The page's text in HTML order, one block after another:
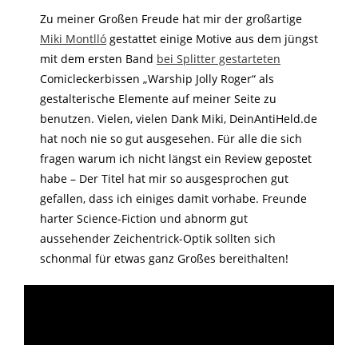
Zu meiner Großen Freude hat mir der großartige
Miki Montlló gestattet einige Motive aus dem jüngst
mit dem ersten Band bei Splitter gestarteten
Comicleckerbissen „Warship Jolly Roger“ als
gestalterische Elemente auf meiner Seite zu
benutzen. Vielen, vielen Dank Miki, DeinAntiHeld.de
hat noch nie so gut ausgesehen. Für alle die sich
fragen warum ich nicht längst ein Review gepostet
habe – Der Titel hat mir so ausgesprochen gut
gefallen, dass ich einiges damit vorhabe. Freunde
harter Science-Fiction und abnorm gut
aussehender Zeichentrick-Optik sollten sich
schonmal für etwas ganz Großes bereithalten!